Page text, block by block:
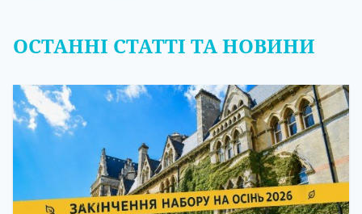
ОСТАННІ СТАТТІ ТА НОВИНИ